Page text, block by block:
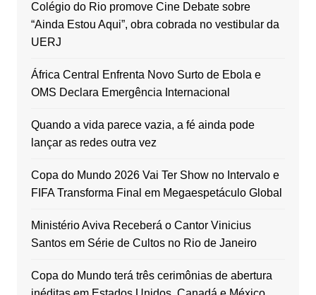
Colégio do Rio promove Cine Debate sobre
“Ainda Estou Aqui”, obra cobrada no vestibular da
UERJ
África Central Enfrenta Novo Surto de Ebola e
OMS Declara Emergência Internacional
Quando a vida parece vazia, a fé ainda pode
lançar as redes outra vez
Copa do Mundo 2026 Vai Ter Show no Intervalo e
FIFA Transforma Final em Megaespetáculo Global
Ministério Aviva Receberá o Cantor Vinicius
Santos em Série de Cultos no Rio de Janeiro
Copa do Mundo terá três cerimônias de abertura